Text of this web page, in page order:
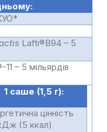
Lafti®B94 – 5
11 – 5 мільярдів
1 саше (1,5 г):
цінність
(5 ккал)